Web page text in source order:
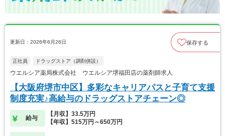
更新日：2026年6月26日 保存する
正社員 ドラッグストア（調剤併設）
ウエルシア薬局株式会社 ウエルシア堺福田店の薬剤師求人
【大阪府堺市中区】多彩なキャリアパスと子育て支援
制度充実♪高給与のドラッグストアチェーン◎
給与
【月収】33.5万円
【年収】515万円～650万円